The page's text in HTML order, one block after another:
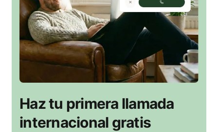
Haz tu primera llamada
internacional gratis